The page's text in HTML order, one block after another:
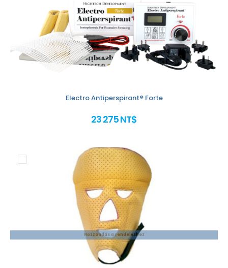
Electro Antiperspirant® Forte
23 275 NT$
Hozzáadás a rendeléshez